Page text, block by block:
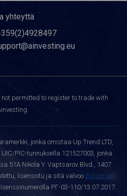
yhteyttä
not permitted to register to trade with
jonka omistaa Up Trend LTD,
PIC-tunnuksella 121527003, jonka
51A Nikola Y. Vaptsarov Blvd., 1407
lisensoitu ja sitä valvoo Bulgarian
lisenssinumerolla РГ-03-110/13.07.2017.